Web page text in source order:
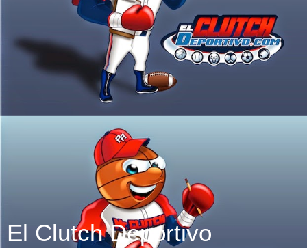
El Clutch Deportivo